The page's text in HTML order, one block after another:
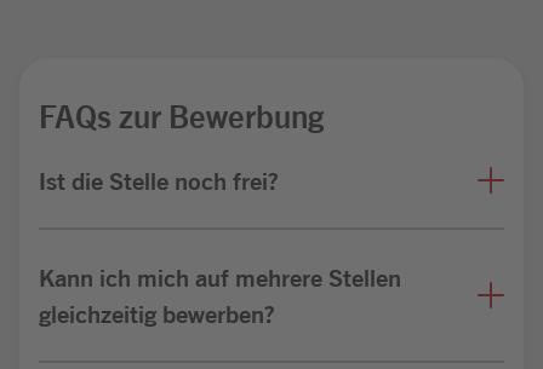
FAQs zur Bewerbung
Ist die Stelle noch frei?
Kann ich mich auf mehrere Stellen
gleichzeitig bewerben?